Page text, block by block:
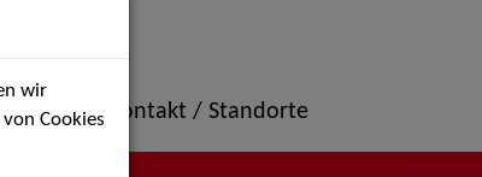
Kontakt / Standorte
wir
Cookies